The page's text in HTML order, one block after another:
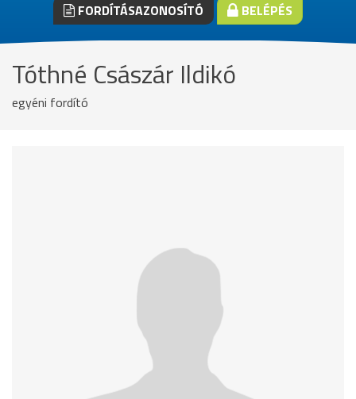
FORDÍTÁSAZONOSÍTÓ BELÉPÉS
Tóthné Császár Ildikó
egyéni fordító